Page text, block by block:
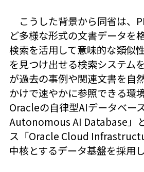
こうした背景から同省は、
ど多様な形式の文書データを
検索を活用して意味的な類似
を見つけ出せる検索システム
が過去の事例や関連文書を自
かけで速やかに参照できる環
Oracleの自律型AIデータベー
Autonomous AI Database」
ス「Oracle Cloud
中核とするデータ基盤を採用し